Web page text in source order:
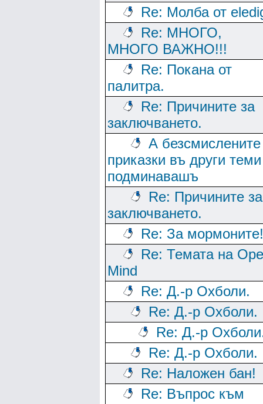
Re: Молба от
Re: МНОГО,
МНОГО ВАЖНО!!!
Re: Покана от
палитра.
Re: Причините за
заключването.
А безсмислените
приказки въ други теми
подминавашъ
Re: Причините за
заключването.
Re: За мормоните!
Re: Темата на
Mind
Re: Д.-р Охболи.
Re: Д.-р Охболи.
Re: Д.-р
Re: Д.-р Охболи.
Re: Наложен бан!
Re: Въпрос към